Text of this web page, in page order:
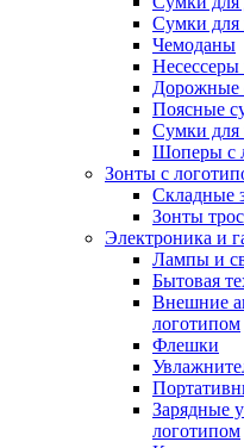
Сумки для
Чемоданы
Несессеры
Дорожные
Поясные
Сумки для
Шоперы с
Зонты с
Складные
Зонты
Электроника и
Лампы и
Бытовая
Внешние
логотипом
Флешки
Зарядные
логотипом